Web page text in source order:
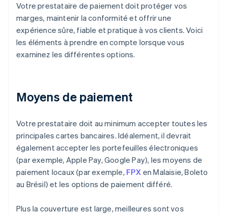
Votre prestataire de paiement doit protéger vos
marges, maintenir la conformité et offrir une
expérience sûre, fiable et pratique à vos clients. Voici
les éléments à prendre en compte lorsque vous
examinez les différentes options.
Moyens de paiement
Votre prestataire doit au minimum accepter toutes les
principales cartes bancaires. Idéalement, il devrait
également accepter les portefeuilles électroniques
(par exemple, Apple Pay, Google Pay), les moyens de
paiement locaux (par exemple, FPX en Malaisie, Boleto
au Brésil) et les options de paiement différé.
Plus la couverture est large, meilleures sont vos